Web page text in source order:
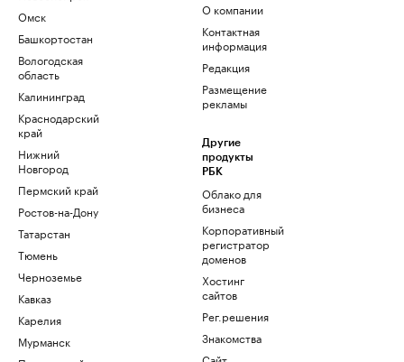
Омск
Башкортостан
Вологодская
область
Калининград
Краснодарский
край
Нижний
Новгород
Пермский край
Ростов-на-Дону
Татарстан
Тюмень
Черноземье
Кавказ
Карелия
Мурманск
О компании
Контактная
информация
Редакция
Размещение
рекламы
Другие
продукты
РБК
Облако для
бизнеса
Корпоративный
регистратор
доменов
Хостинг
сайтов
Рег.решения
Знакомства